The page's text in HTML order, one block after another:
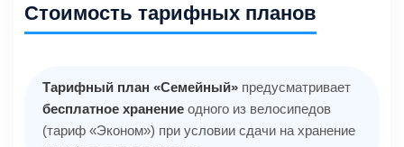
Стоимость тарифных планов
Тарифный план «Семейный» предусматривает
бесплатное хранение одного из велосипедов
(тариф «Эконом») при условии сдачи на хранение